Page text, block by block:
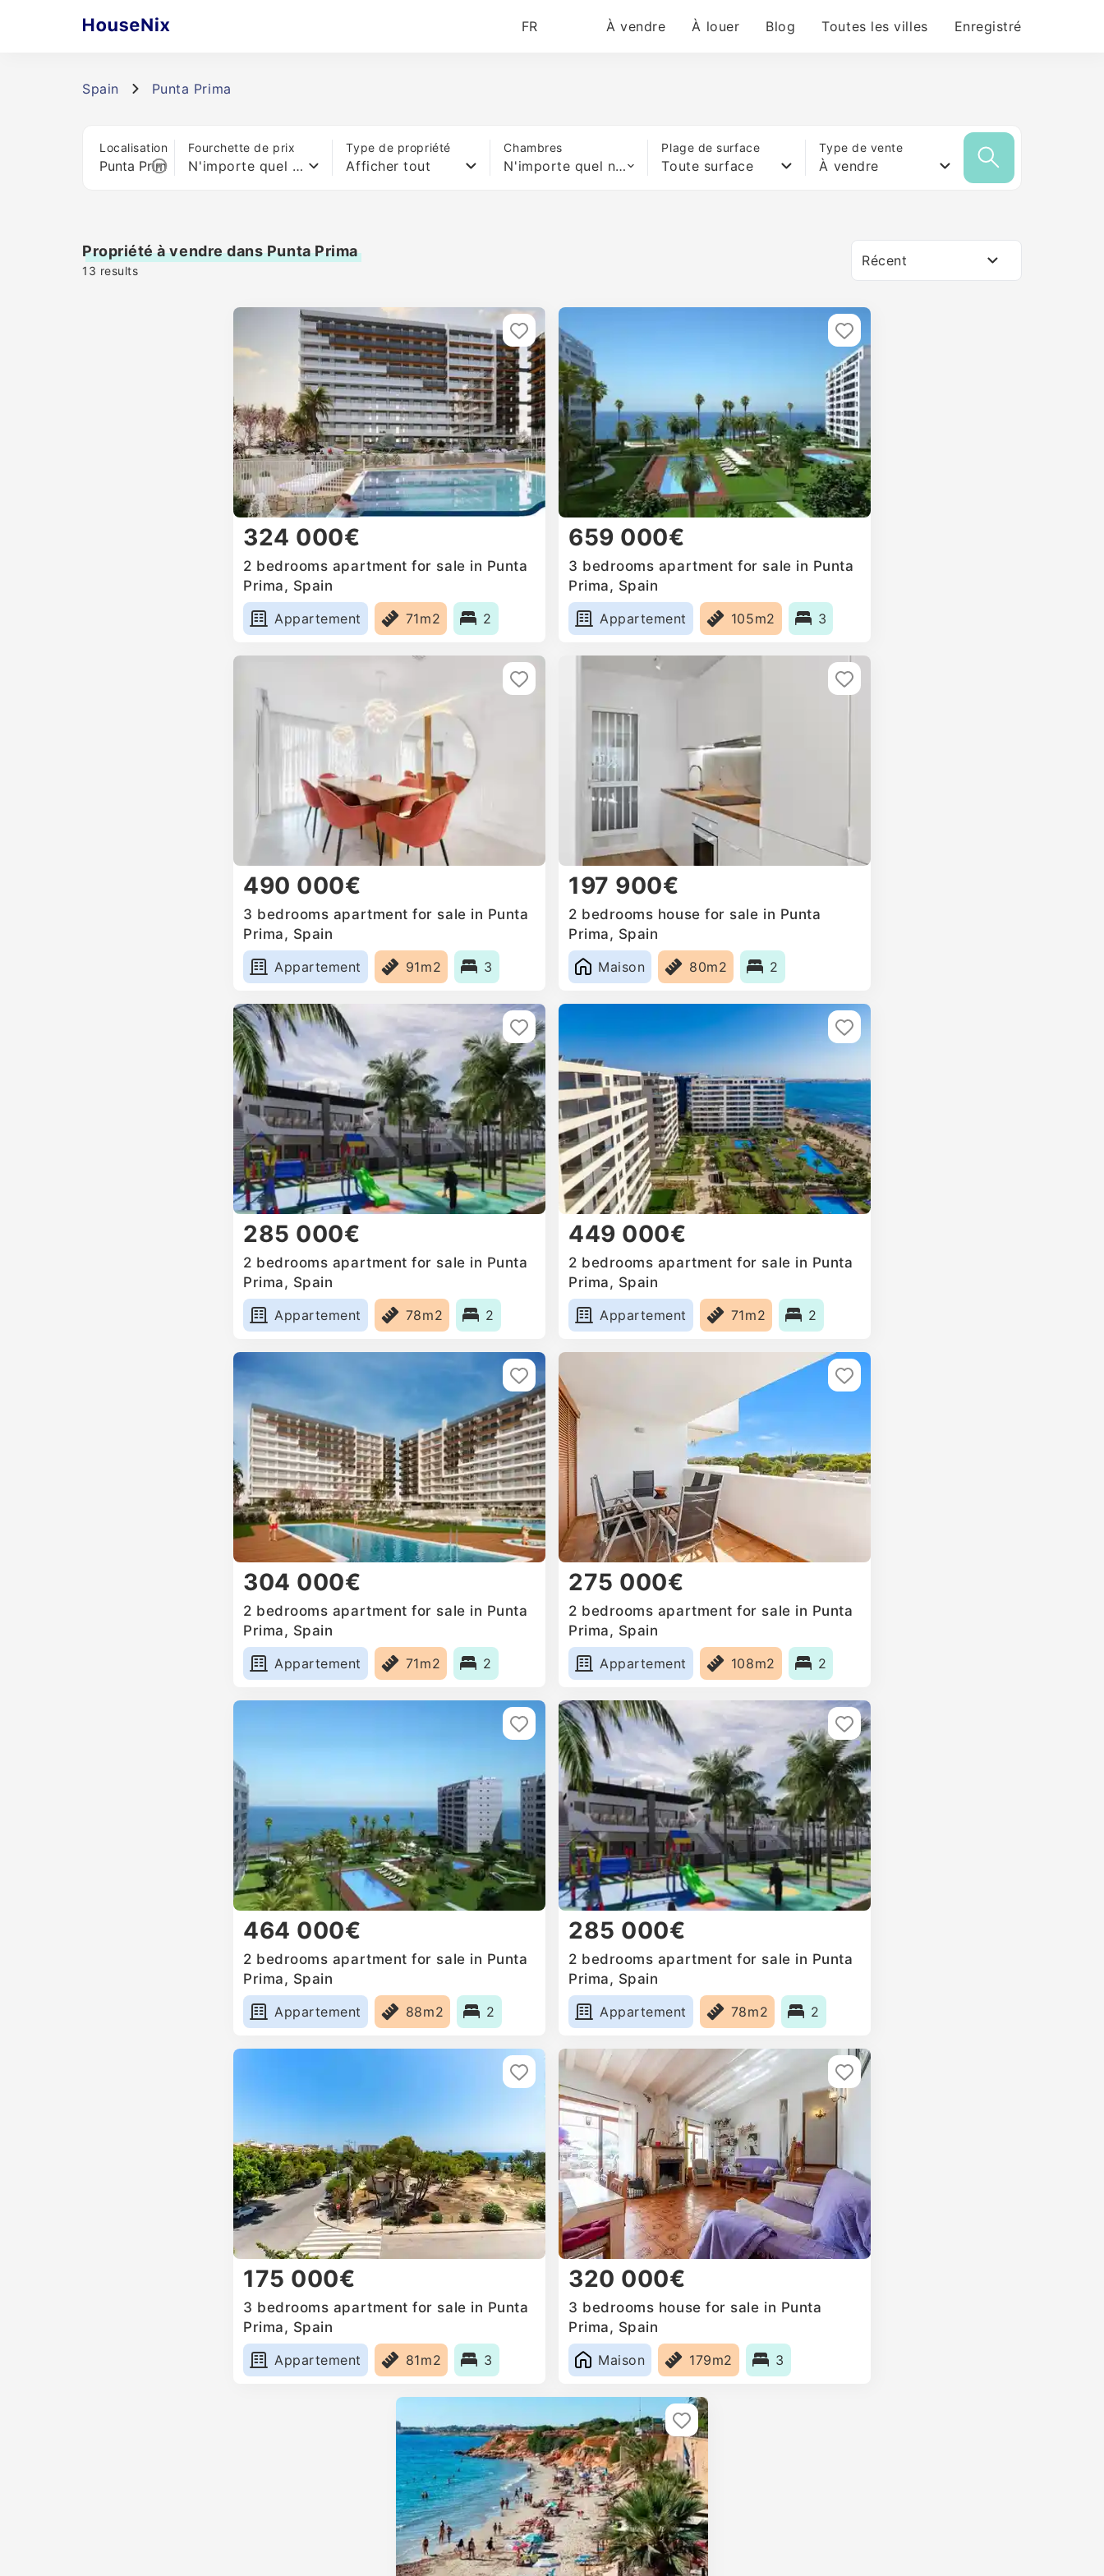
FR À vendre À louer Blog Toutes les villes Enregistré
Spain Punta Prima
Localisation Fourchette de prix
N'importe quel prix
Type de propriété
Afficher tout
Chambres
N'importe quel nombre de lits
Plage de surface
Toute surface
Type de vente
À vendre
Propriété à vendre dans Punta Prima
13 results
Récent
324 000€
2 bedrooms apartment for sale in Punta
Prima, Spain
Appartement
71m2 2
659 000€
3 bedrooms apartment for sale in Punta
Prima, Spain
Appartement
105m2 3
490 000€
3 bedrooms apartment for sale in Punta
Prima, Spain
Appartement
91m2 3
197 900€
2 bedrooms house for sale in Punta
Prima, Spain
Maison
80m2 2
285 000€
2 bedrooms apartment for sale in Punta
Prima, Spain
Appartement
78m2 2
449 000€
2 bedrooms apartment for sale in Punta
Prima, Spain
Appartement
71m2 2
304 000€
2 bedrooms apartment for sale in Punta
Prima, Spain
Appartement
71m2 2
275 000€
2 bedrooms apartment for sale in Punta
Prima, Spain
Appartement
108m2 2
464 000€
2 bedrooms apartment for sale in Punta
Prima, Spain
Appartement
88m2 2
285 000€
2 bedrooms apartment for sale in Punta
Prima, Spain
Appartement
78m2 2
175 000€
3 bedrooms apartment for sale in Punta
Prima, Spain
Appartement
81m2 3
320 000€
3 bedrooms house for sale in Punta
Prima, Spain
Maison
179m2 3